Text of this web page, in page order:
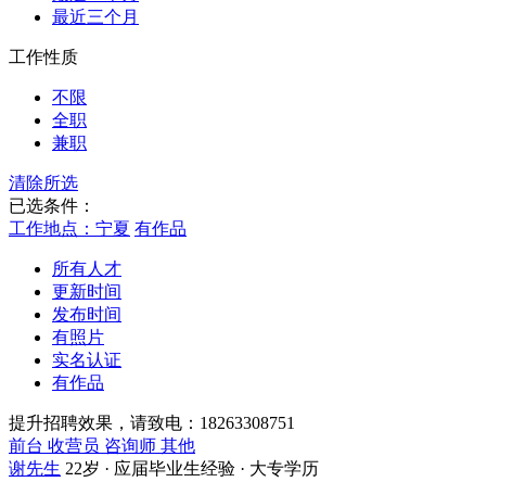
最近三个月
工作性质
不限
全职
兼职
清除所选
已选条件：
工作地点：宁夏 有作品
所有人才
更新时间
发布时间
有照片
实名认证
有作品
提升招聘效果，请致电：18263308751
前台 收营员 咨询师 其他
谢先生 22岁 · 应届毕业生经验 · 大专学历